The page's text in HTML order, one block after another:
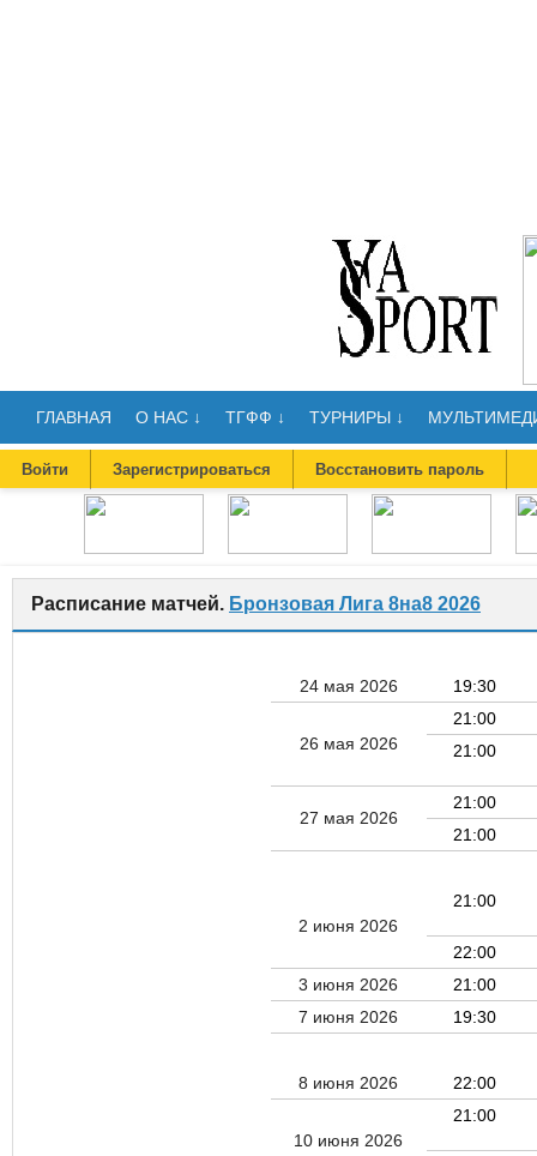
ГЛАВНАЯ О НАС ↓ ТГФФ ↓ ТУРНИРЫ ↓
Войти Зарегистрироваться Восстановить пароль
Расписание матчей. Бронзовая Лига 8на8 2026
24 мая 2026 19:30
26 мая 2026
21:00
21:00
27 мая 2026
21:00
21:00
2 июня 2026
21:00
22:00
3 июня 2026
21:00
7 июня 2026
19:30
8 июня 2026 22:00
10 июня 2026
21:00